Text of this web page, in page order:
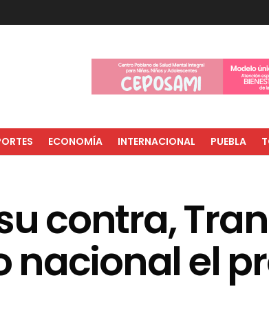
ECONOMÍA INTERNACIONAL PUEBLA
contra,
nacional el